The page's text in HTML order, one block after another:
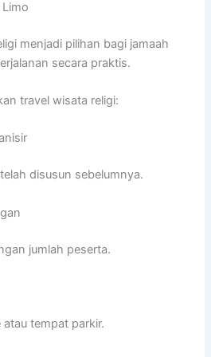
Limo
menjadi pilihan bagi jamaah
secara praktis.
travel wisata religi:
disusun sebelumnya.
jumlah peserta.
tempat parkir.